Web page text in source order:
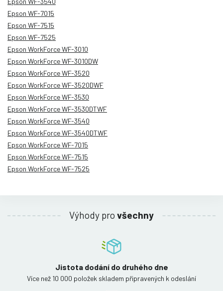
Epson WF-7015
Epson WF-7515
Epson WF-7525
Epson WorkForce WF-3010
Epson WorkForce WF-3010DW
Epson WorkForce WF-3520
Epson WorkForce WF-3520DWF
Epson WorkForce WF-3530
Epson WorkForce WF-3530DTWF
Epson WorkForce WF-3540
Epson WorkForce WF-3540DTWF
Epson WorkForce WF-7015
Epson WorkForce WF-7515
Epson WorkForce WF-7525
Výhody pro všechny
Jistota dodání do druhého dne
Více než 10 000 položek skladem připravených k odeslání